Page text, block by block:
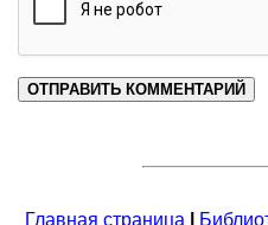
Главная страница